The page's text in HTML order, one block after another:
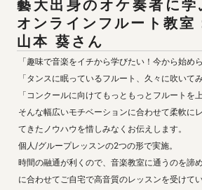
藝大出身のオケ奏者に
オンラインフルート教室
山本 葵さん
「趣味で音楽をイチから学びたい！今から始め
「タンスに眠っているフルート、久々に吹いて
「コンクールに向けてもっともっとフルートを
そんな幅広いモチベーションに合わせて柔軟に
てきたノウハウを惜しみなくお伝えします。
個人/グループレッスンの2つの形で実施。
時間の融通が利くので、音楽教室に通うのを諦
に合わせてご自宅で高音質のレッスンを受けて